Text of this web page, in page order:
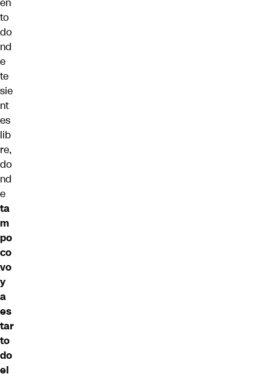
to
do
nd
e
te
sie
nt
es
lib
re,
do
nd
e
ta
m
po
co
vo
y
a
es
tar
to
do
el